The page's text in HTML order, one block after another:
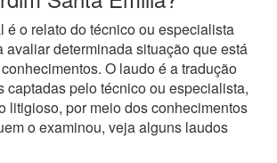
é o relato do técnico ou especialista
avaliar determinada situação que está
O laudo é a tradução
captadas pelo técnico ou especialista,
litigioso, por meio dos conhecimentos
o examinou, veja alguns laudos